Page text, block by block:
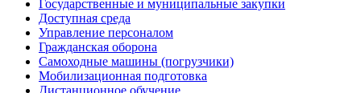
Государственные и муниципальные закупки
Доступная среда
Управление персоналом
Гражданская оборона
Самоходные машины (погрузчики)
Мобилизационная подготовка
Дистанционное обучение